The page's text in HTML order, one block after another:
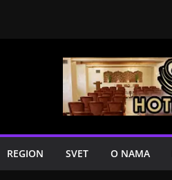
REGION SVET O NAMA